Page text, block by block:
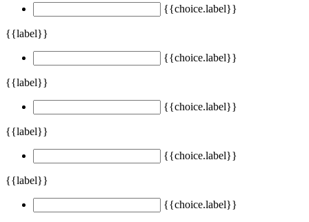
{{choice.label}}
{{label}}
{{choice.label}}
{{label}}
{{choice.label}}
{{label}}
{{choice.label}}
{{label}}
{{choice.label}}